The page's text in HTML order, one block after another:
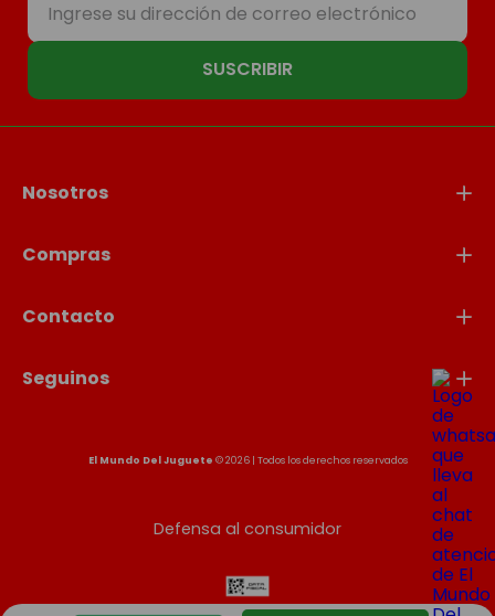
SUSCRIBIR
Nosotros
Compras
Contacto
Seguinos
El Mundo Del Juguete © 2026 | Todos los derechos reservados
Defensa al consumidor